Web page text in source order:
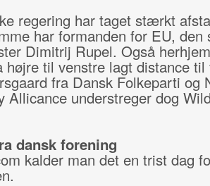
regering har taget stærkt
har formanden for EU, den
Dimitrij Rupel. Også
højre til venstre lagt distance til
fra Dansk Folkeparti og
Allicance understreger dog
dansk forening
kalder man det en trist dag